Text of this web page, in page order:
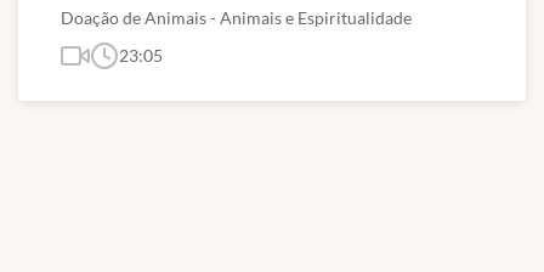
Doação de Animais - Animais e Espiritualidade
23:05